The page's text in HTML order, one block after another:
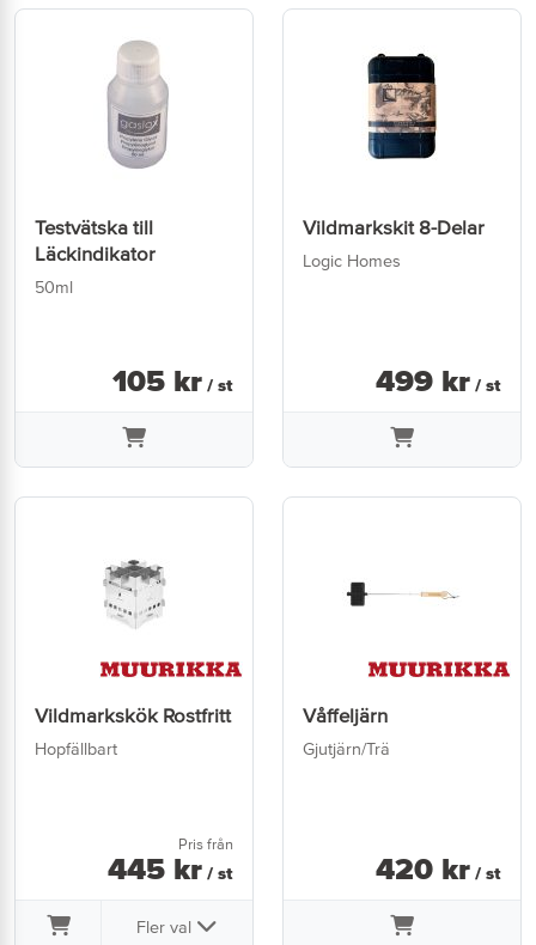
Testvätska till
Läckindikator
50ml
105 kr / st
Vildmarkskit 8-Delar
Logic Homes
499 kr / st
Vildmarkskök Rostfritt
Hopfällbart
Pris från
445 kr / st
Fler val
Våffeljärn
Gjutjärn/Trä
420 kr / st